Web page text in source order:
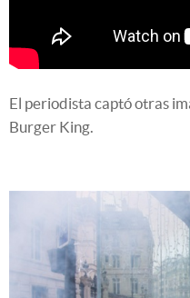
El periodista captó otras
Burger King.